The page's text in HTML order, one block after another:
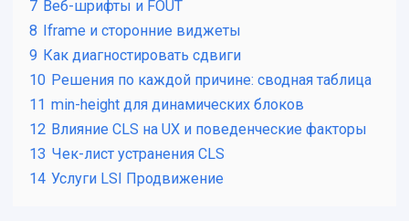
7 Веб-шрифты и FOUT
8
Iframe и сторонние виджеты
9 Как диагностировать сдвиги
10 Решения по каждой причине: сводная таблица
11 min-height для динамических блоков
12 Влияние CLS на UX и поведенческие факторы
13 Чек-лист устранения CLS
14 Услуги LSI Продвижение